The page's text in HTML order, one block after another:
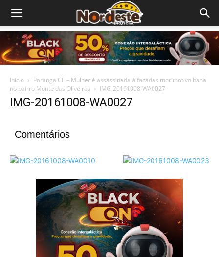
Início
Poranga CE – Mulher é assassinada à facadas mor motivo banal
no bairro Monte das Oliveiras
IMG-20161008-WA0027
IMG-20161008-WA0027
Comentários